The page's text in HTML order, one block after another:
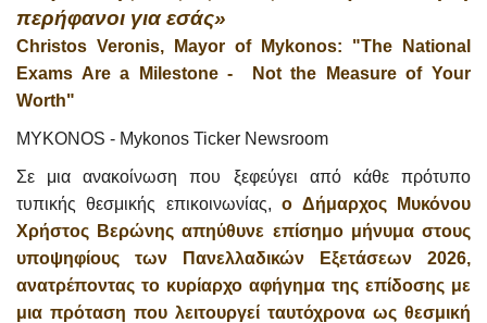
περήφανοι για εσάς»
Christos Veronis, Mayor of Mykonos: "The National
Exams Are a Milestone - Not the Measure of Your
Worth"
MYKONOS - Mykonos Ticker Newsroom
Σε μια ανακοίνωση που ξεφεύγει από κάθε πρότυπο
τυπικής θεσμικής επικοινωνίας,
ο Δήμαρχος Μυκόνου
Χρήστος Βερώνης απηύθυνε επίσημο μήνυμα στους
υποψηφίους των Πανελλαδικών Εξετάσεων 2026,
ανατρέποντας το κυρίαρχο αφήγημα της επίδοσης με
μια πρόταση που λειτουργεί ταυτόχρονα ως θεσμική